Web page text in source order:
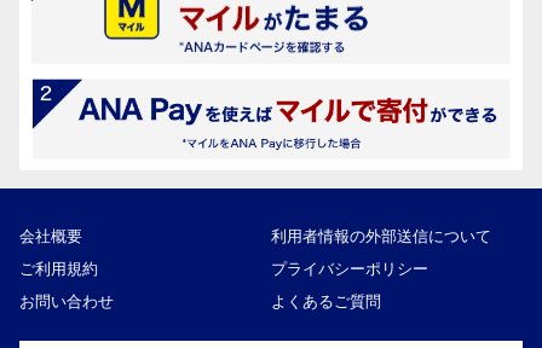
会社概要
利用者情報の外部送信について
ご利用規約
プライバシーポリシー
お問い合わせ
よくあるご質問